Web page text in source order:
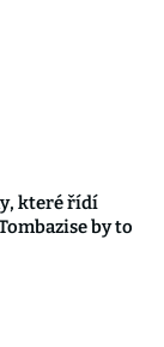
které řídí
by to